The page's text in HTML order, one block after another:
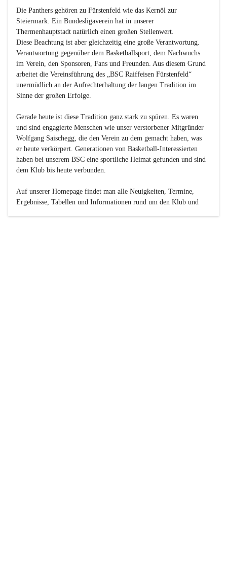
Die Panthers gehören zu Fürstenfeld wie das Kernöl zur
Steiermark. Ein Bundesligaverein hat in unserer
Thermenhauptstadt natürlich einen großen Stellenwert.
Diese Beachtung ist aber gleichzeitig eine große Verantwortung.
Verantwortung gegenüber dem Basketballsport, dem Nachwuchs
im Verein, den Sponsoren, Fans und Freunden. Aus diesem Grund
arbeitet die Vereinsführung des „BSC Raiffeisen Fürstenfeld“
unermüdlich an der Aufrechterhaltung der langen Tradition im
Sinne der großen Erfolge.
Gerade heute ist diese Tradition ganz stark zu spüren. Es waren
und sind engagierte Menschen wie unser verstorbener Mitgründer
Wolfgang Saischegg, die den Verein zu dem gemacht haben, was
er heute verkörpert. Generationen von Basketball-Interessierten
haben bei unserem BSC eine sportliche Heimat gefunden und sind
dem Klub bis heute verbunden.
Auf unserer Homepage findet man alle Neuigkeiten, Termine,
Ergebnisse, Tabellen und Informationen rund um den Klub und